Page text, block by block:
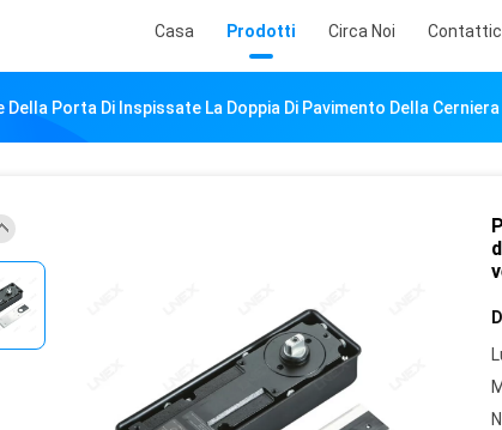
Casa Prodotti Circa Noi
Della Porta Di Inspissate La Doppia Di Pavimento Della